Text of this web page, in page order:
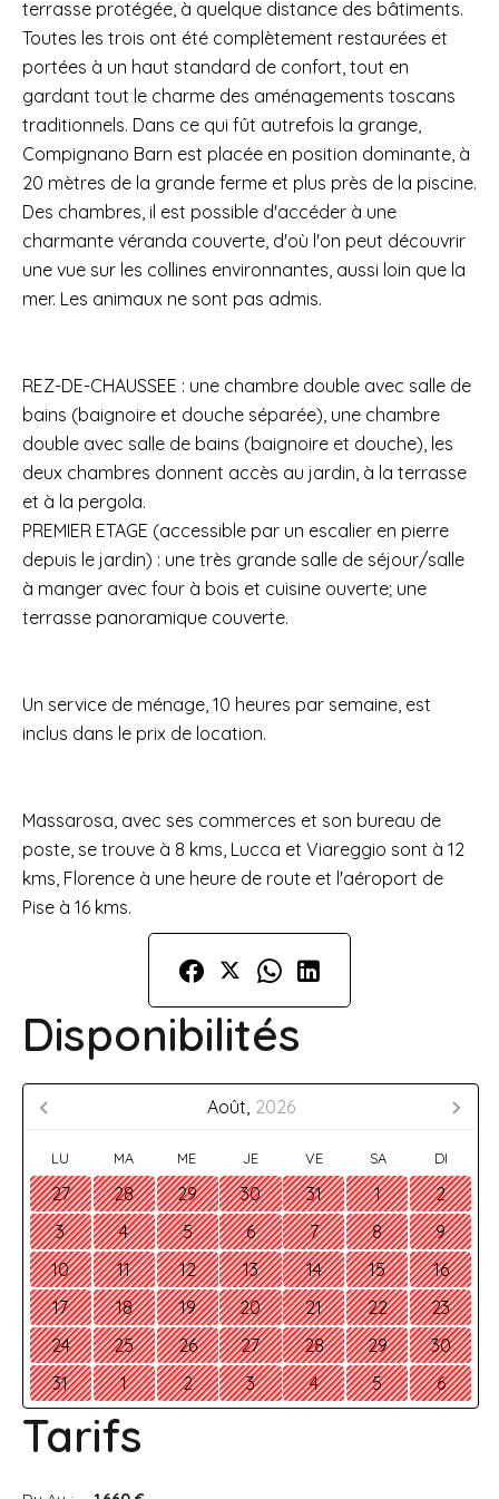
terrasse protégée, à quelque distance des bâtiments.
Toutes les trois ont été complètement restaurées et
portées à un haut standard de confort, tout en
gardant tout le charme des aménagements toscans
traditionnels. Dans ce qui fût autrefois la grange,
Compignano Barn est placée en position dominante, à
20 mètres de la grande ferme et plus près de la piscine.
Des chambres, il est possible d'accéder à une
charmante véranda couverte, d'où l'on peut découvrir
une vue sur les collines environnantes, aussi loin que la
mer. Les animaux ne sont pas admis.
REZ-DE-CHAUSSEE : une chambre double avec salle de
bains (baignoire et douche séparée), une chambre
double avec salle de bains (baignoire et douche), les
deux chambres donnent accès au jardin, à la terrasse
et à la pergola.
PREMIER ETAGE (accessible par un escalier en pierre
depuis le jardin) : une très grande salle de séjour/salle
à manger avec four à bois et cuisine ouverte; une
terrasse panoramique couverte.
Un service de ménage, 10 heures par semaine, est
inclus dans le prix de location.
Massarosa, avec ses commerces et son bureau de
poste, se trouve à 8 kms, Lucca et Viareggio sont à 12
kms, Florence à une heure de route et l'aéroport de
Pise à 16 kms.
Disponibilités
Août, 2026
LU MA ME JE VE SA DI
27 28 29 30 31 1
2
3
4 5 6 7 8
9
10
11 12 13 14 15
16
17
18 19 20 21 22
23
24
25 26 27 28 29
30
31
1 2 3 4 5 6
Tarifs